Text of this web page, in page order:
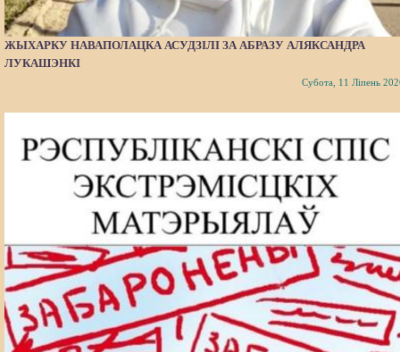
ЖЫХАРКУ НАВАПОЛАЦКА АСУДЗІЛІ ЗА АБРАЗУ АЛЯКСАНДРА
ЛУКАШЭНКІ
Субота, 11 Ліпень